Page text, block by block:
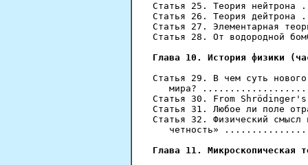
Статья 25. Теория
Статья 26. Теория
Статья 27. Элементарная
Статья 28. От водородной
Глава 10. История физики
Статья 29. В чем суть
мира?
Статья 30. From
Статья 31. Любое ли поле
Статья 32. Физический смысл
четность»
Глава 11. Микроскопическая